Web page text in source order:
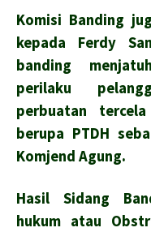
Komisi Banding
kepada Ferdy
banding
perilaku
perbuatan
berupa PTDH
Komjend Agung.
Hasil Sidang
hukum atau